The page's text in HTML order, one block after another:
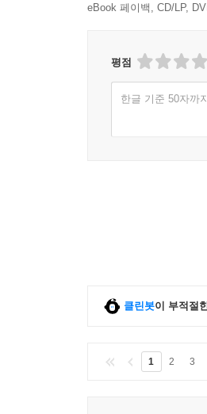
eBook 페이백, CD/LP,
평점
한글 기준 50자까
클린봇이 부적절
1 2 3